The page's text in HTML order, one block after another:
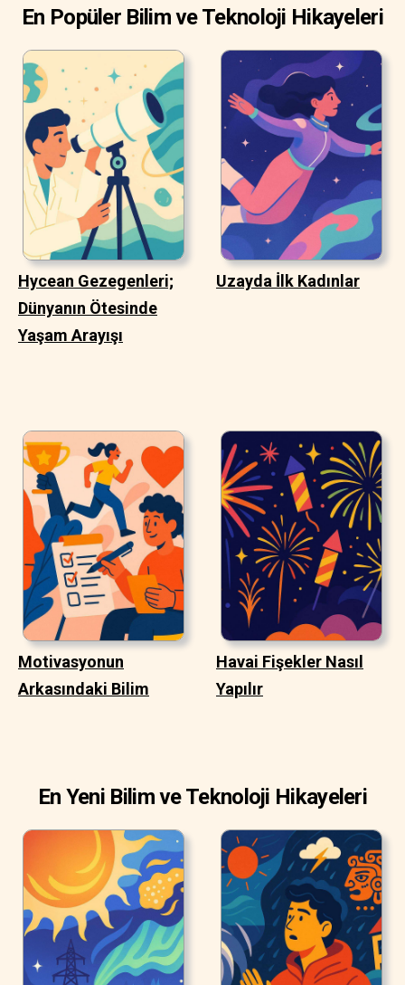
En Popüler Bilim ve Teknoloji Hikayeleri
Hycean Gezegenleri;
Dünyanın Ötesinde
Yaşam Arayışı
Uzayda İlk Kadınlar
Motivasyonun
Arkasındaki Bilim
Havai Fişekler Nasıl
Yapılır
En Yeni Bilim ve Teknoloji Hikayeleri